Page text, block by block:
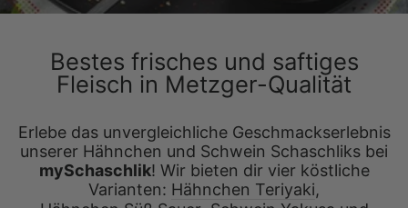
Bestes frisches und saftiges
Fleisch in Metzger-Qualität
Erlebe das unvergleichliche Geschmackserlebnis
unserer Hähnchen und Schwein Schaschliks bei
mySchaschlik! Wir bieten dir vier köstliche
Varianten: Hähnchen Teriyaki,